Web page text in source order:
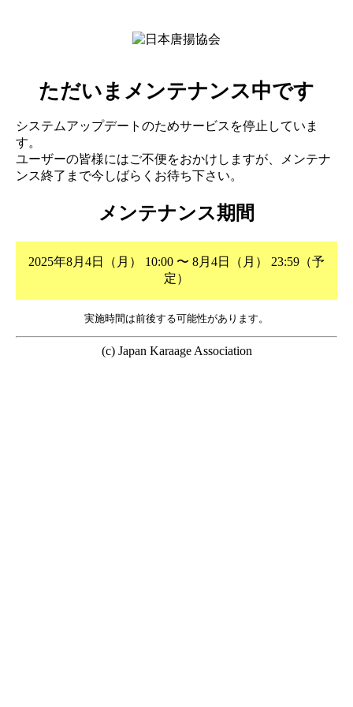
ただいまメンテナンス中です
システムアップデートのためサービスを停止していま
す。
ユーザーの皆様にはご不便をおかけしますが、メンテナ
ンス終了まで今しばらくお待ち下さい。
メンテナンス期間
2025年8月4日（月） 10:00 〜 8月4日（月） 23:59（予
定）
実施時間は前後する可能性があります。
(c) Japan Karaage Association